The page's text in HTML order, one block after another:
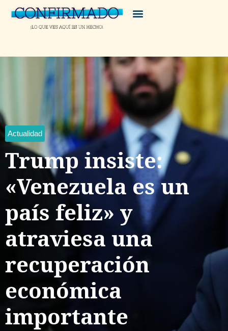
Actualidad
Trump insiste:
«Venezuela es un
país feliz» y
atraviesa una
recuperación
económica
importante